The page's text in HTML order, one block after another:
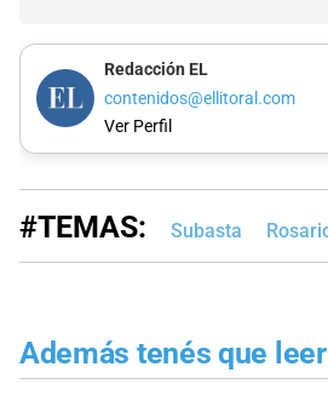
Redacción EL
contenidos@ellitoral.com
Ver Perfil
#TEMAS: Subasta
Además tenés que